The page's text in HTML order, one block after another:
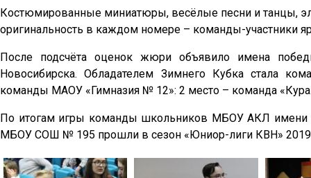
Костюмированные миниатюры, весёлые песни и танцы,
оригинальность в каждом номере – команды-участники
После подсчёта оценок жюри объявило имена
Новосибирска. Обладателем Зимнего Кубка стала
команды МАОУ «Гимназия № 12»: 2 место – команда
По итогам игры команды школьников МБОУ АКЛ
МБОУ СОШ № 195 прошли в сезон «Юниор-лиги КВН»